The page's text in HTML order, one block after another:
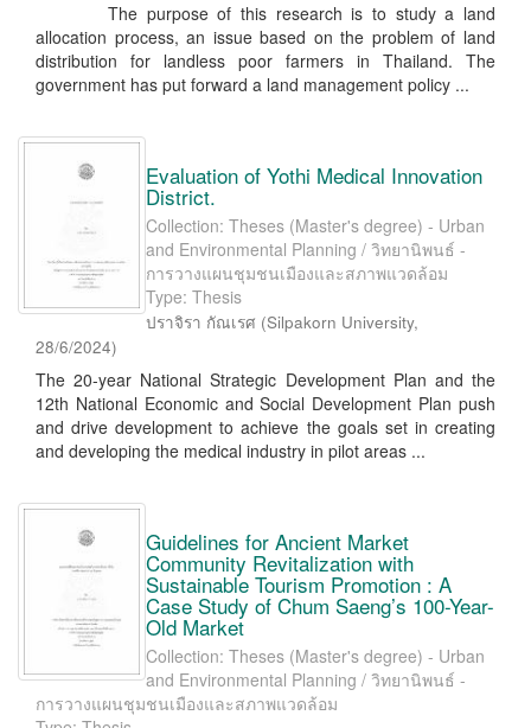
The purpose of this research is to study a land
allocation process, an issue based on the problem of land
distribution for landless poor farmers in Thailand. The
government has put forward a land management policy ...
Evaluation of Yothi Medical Innovation
District.
Collection: Theses (Master's degree) - Urban
and Environmental Planning / วิทยานิพนธ์ -
การวางแผนชุมชนเมืองและสภาพแวดล้อม
Type: Thesis
ปราจิรา กัณเรศ (Silpakorn University,
28/6/2024)
The 20-year National Strategic Development Plan and the
12th National Economic and Social Development Plan push
and drive development to achieve the goals set in creating
and developing the medical industry in pilot areas ...
Guidelines for Ancient Market
Community Revitalization with
Sustainable Tourism Promotion : A
Case Study of Chum Saeng’s 100-Year-
Old Market
Collection: Theses (Master's degree) - Urban
and Environmental Planning / วิทยานิพนธ์ -
การวางแผนชุมชนเมืองและสภาพแวดล้อม